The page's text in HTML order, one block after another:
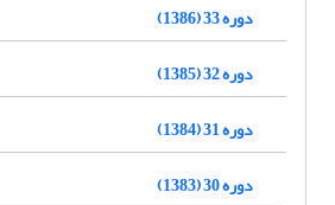
دوره 33 (1386)
دوره 32 (1385)
دوره 31 (1384)
دوره 30 (1383)